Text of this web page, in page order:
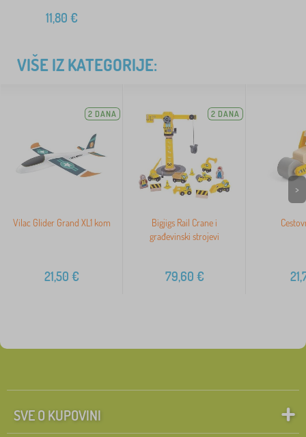
11,80 €
VIŠE IZ KATEGORIJE:
2 DANA
Vilac Glider Grand XL1 kom
21,50 €
2 DANA
Bigjigs Rail Crane i
građevinski strojevi
79,60 €
>
SVE O KUPOVINI